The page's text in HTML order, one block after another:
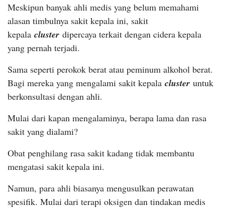
Meskipun banyak ahli medis yang belum memahami
alasan timbulnya sakit kepala ini, sakit
kepala cluster dipercaya terkait dengan cidera kepala
yang pernah terjadi.
Sama seperti perokok berat atau peminum alkohol berat.
Bagi mereka yang mengalami sakit kepala cluster untuk
berkonsultasi dengan ahli.
Mulai dari kapan mengalaminya, berapa lama dan rasa
sakit yang dialami?
Obat penghilang rasa sakit kadang tidak membantu
mengatasi sakit kepala ini.
Namun, para ahli biasanya mengusulkan perawatan
spesifik. Mulai dari terapi oksigen dan tindakan medis